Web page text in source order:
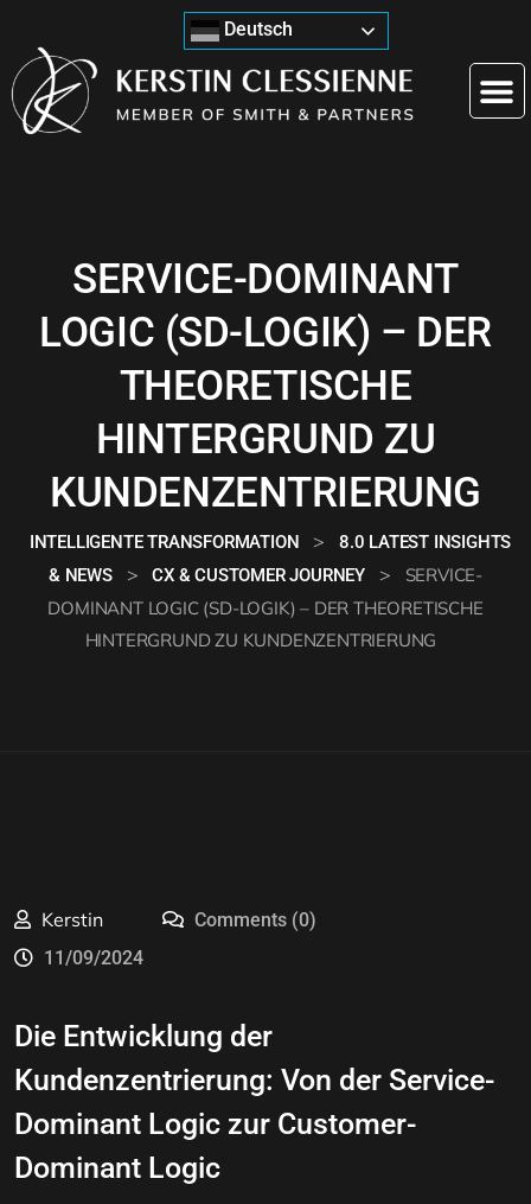
Deutsch
SERVICE-DOMINANT
LOGIC (SD-LOGIK) – DER
THEORETISCHE
HINTERGRUND ZU
KUNDENZENTRIERUNG
INTELLIGENTE TRANSFORMATION >
8.0 LATEST INSIGHTS
& NEWS
> CX & CUSTOMER JOURNEY >
SERVICE-
DOMINANT LOGIC (SD-LOGIK) – DER THEORETISCHE
HINTERGRUND ZU KUNDENZENTRIERUNG
Kerstin
Comments (0)
11/09/2024
Die Entwicklung der
Kundenzentrierung: Von der Service-
Dominant Logic zur Customer-
Dominant Logic